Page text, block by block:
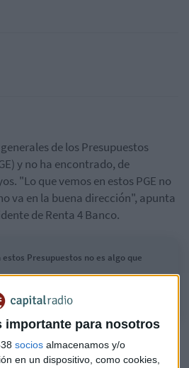
importante para nosotros
socios almacenamos y/o
en un dispositivo, como cookies,
de los Presupuestos
y no ha encontrado, de
"Lo que vemos en estos PGE no
va en la buena dirección", apunta
de Renta 4 Banco.
Presupuestos no es algo que
para la economía, para una
vamos en mala dirección" añade.